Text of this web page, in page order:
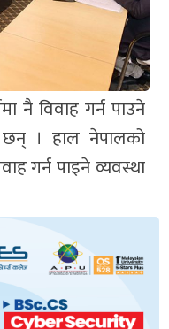
नै विवाह गर्न पाउने
छन् । हाल नेपालको
गर्न पाइने व्यवस्था